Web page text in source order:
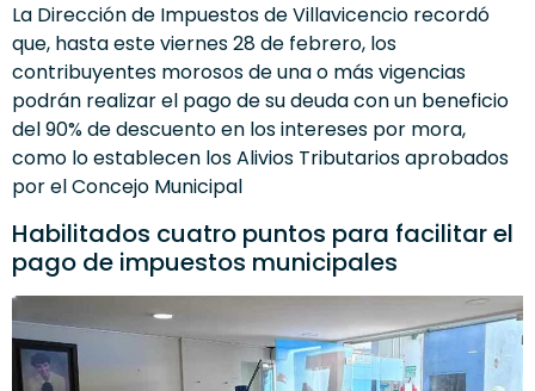
La Dirección de Impuestos de Villavicencio recordó
que, hasta este viernes 28 de febrero, los
contribuyentes morosos de una o más vigencias
podrán realizar el pago de su deuda con un beneficio
del 90% de descuento en los intereses por mora,
como lo establecen los Alivios Tributarios aprobados
por el Concejo Municipal
Habilitados cuatro puntos para facilitar el
pago de impuestos municipales